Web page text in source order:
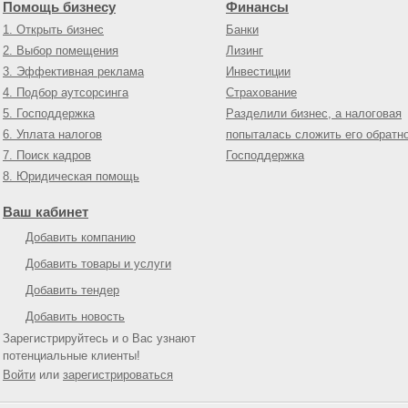
Помощь бизнесу
1. Открыть бизнес
2. Выбор помещения
3. Эффективная реклама
4. Подбор аутсорсинга
5. Господдержка
6. Уплата налогов
7. Поиск кадров
8. Юридическая помощь
Финансы
Банки
Лизинг
Инвестиции
Страхование
Разделили бизнес, а налоговая
попыталась сложить его
Господдержка
Ваш кабинет
Добавить компанию
Добавить товары и услуги
Добавить тендер
Добавить новость
Зарегистрируйтесь и о Вас узнают
потенциальные клиенты!
Войти или зарегистрироваться